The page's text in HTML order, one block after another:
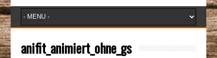
anifit_animiert_ohne_gs